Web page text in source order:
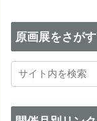
原画展をさがす